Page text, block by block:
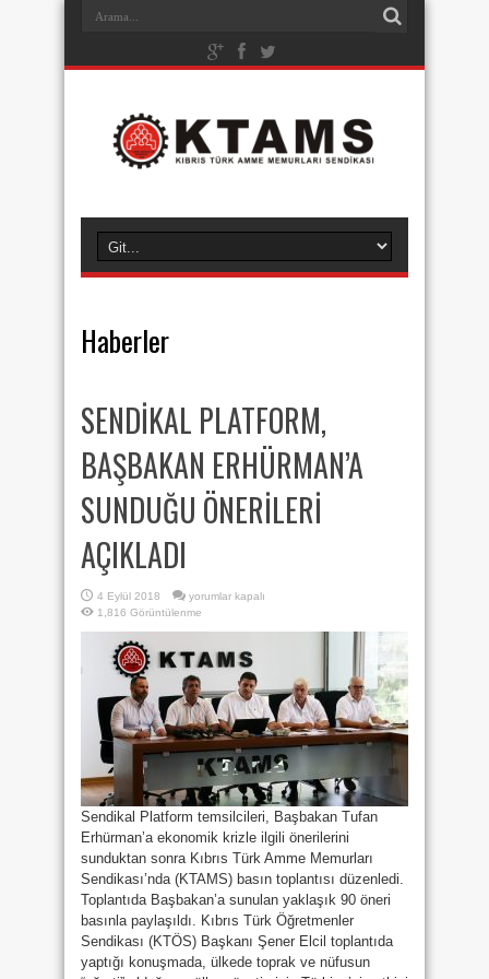
Haberler
SENDİKAL PLATFORM,
BAŞBAKAN ERHÜRMAN’A
SUNDUĞU ÖNERİLERİ
AÇIKLADI
4 Eylül 2018
SENDİKAL
BAŞBAKAN
ERHÜRMAN’A
ÖNERİLERİ
AÇIKLADI
için
yorumlar kapalı
1,816 Görüntülenme
Sendikal Platform temsilcileri, Başbakan Tufan
Erhürman’a ekonomik krizle ilgili önerilerini
sunduktan sonra Kıbrıs Türk Amme Memurları
Sendikası’nda (KTAMS) basın toplantısı düzenledi.
Toplantıda Başbakan’a sunulan yaklaşık 90 öneri
basınla paylaşıldı. Kıbrıs Türk Öğretmenler
Sendikası (KTÖS) Başkanı Şener Elcil toplantıda
yaptığı konuşmada, ülkede toprak ve nüfusun